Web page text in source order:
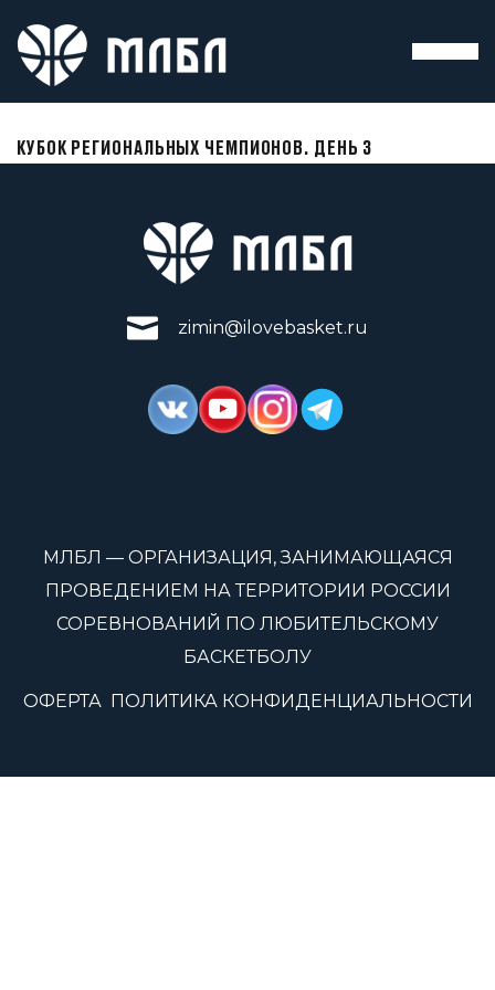
КУБОК РЕГИОНАЛЬНЫХ ЧЕМПИОНОВ. ДЕНЬ 3
zimin@ilovebasket.ru
МЛБЛ — ОРГАНИЗАЦИЯ, ЗАНИМАЮЩАЯСЯ
ПРОВЕДЕНИЕМ НА ТЕРРИТОРИИ РОССИИ
СОРЕВНОВАНИЙ ПО ЛЮБИТЕЛЬСКОМУ
БАСКЕТБОЛУ
ОФЕРТА ПОЛИТИКА КОНФИДЕНЦИАЛЬНОСТИ